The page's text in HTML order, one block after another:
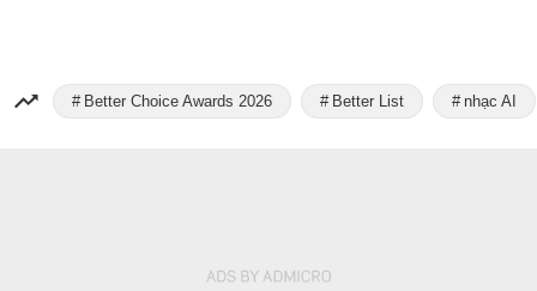
Better Choice Awards 2026 Better List nhạc AI